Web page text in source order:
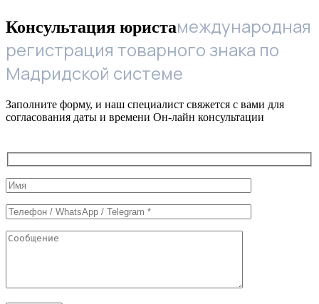
Консультация юристамеждународная
регистрация товарного знака по
Мадридской системе
Заполните форму, и наш специалист свяжется с вами для
согласования даты и времени Он-лайн консультации
Служебные
поля
формы